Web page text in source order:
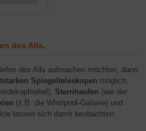
des Alls.
des Alls aufmachen möchten, dann
Spiegelteleskopen möglich.
Sternhaufen (wie der
(z.B. die Whirlpool-Galaxie) und
lassen sich damit beobachten.